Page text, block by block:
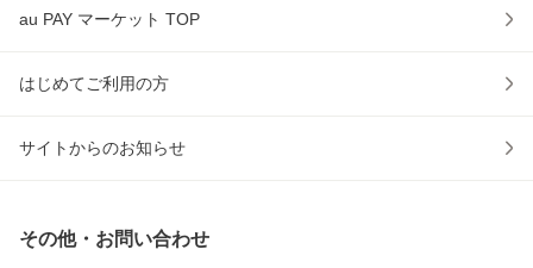
au PAY マーケット TOP
はじめてご利用の方
サイトからのお知らせ
その他・お問い合わせ